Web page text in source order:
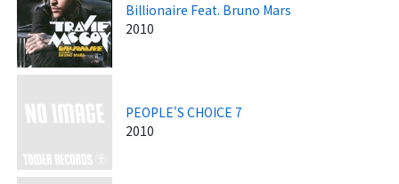
Billionaire Feat. Bruno Mars
2010
PEOPLE'S CHOICE 7
2010